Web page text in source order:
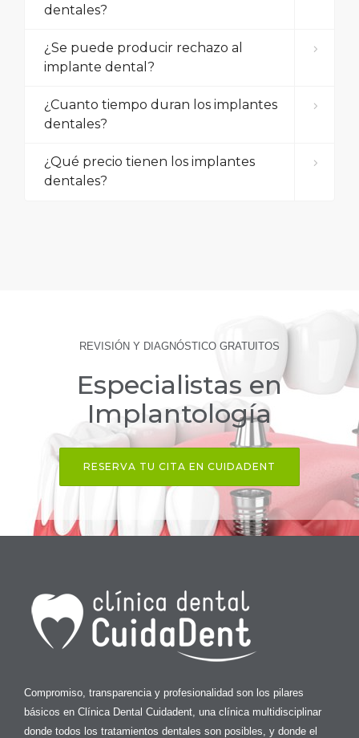
dentales?
¿Se puede producir rechazo al
implante dental?
¿Cuanto tiempo duran los implantes
dentales?
¿Qué precio tienen los implantes
dentales?
REVISIÓN Y DIAGNÓSTICO GRATUITOS
Especialistas en
Implantología
RESERVA TU CITA EN CUIDADENT
Compromiso, transparencia y profesionalidad son los pilares
básicos en Clínica Dental Cuidadent, una clínica multidisciplinar
donde todos los tratamientos dentales son posibles, y donde el